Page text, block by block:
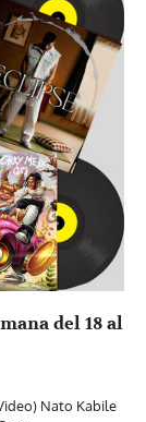
del 18 al
Nato Kabile